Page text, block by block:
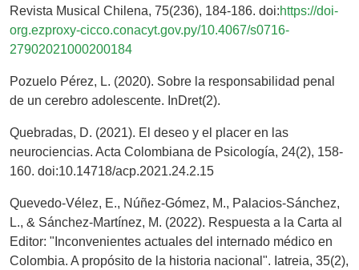
Revista Musical Chilena, 75(236), 184-186. doi:https://doi-
org.ezproxy-cicco.conacyt.gov.py/10.4067/s0716-
27902021000200184
Pozuelo Pérez, L. (2020). Sobre la responsabilidad penal
de un cerebro adolescente. InDret(2).
Quebradas, D. (2021). El deseo y el placer en las
neurociencias. Acta Colombiana de Psicología, 24(2), 158-
160. doi:10.14718/acp.2021.24.2.15
Quevedo-Vélez, E., Núñez-Gómez, M., Palacios-Sánchez,
L., & Sánchez-Martínez, M. (2022). Respuesta a la Carta al
Editor: "Inconvenientes actuales del internado médico en
Colombia. A propósito de la historia nacional". Iatreia, 35(2),